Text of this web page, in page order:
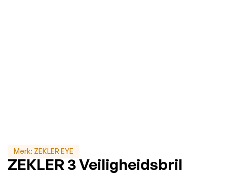
Merk: ZEKLER EYE
ZEKLER 3 Veiligheidsbril